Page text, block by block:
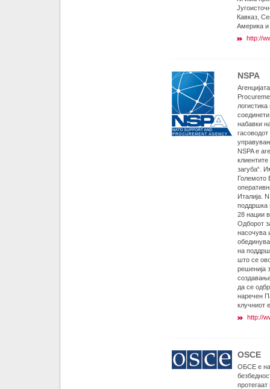
Кавказ,
Америка и
http://
NSPA
набавки
NSPA е
загуба“.
Големото
Италија.
поддршка
28 нации
Одборот
насочува
на
што се
решенија
да се
наречен
клучниот
http://
OSCE
ОБСЕ е